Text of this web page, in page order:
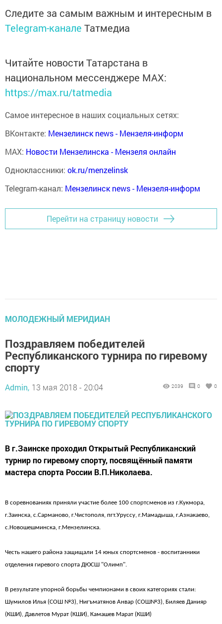
Следите за самым важным и интересным в
Telegram-канале Татмедиа
Читайте новости Татарстана в
национальном мессенджере MАХ:
https://max.ru/tatmedia
Самое интересное в наших социальных сетях:
ВКонтакте: Мензелинск news - Мензеля-информ
MAX: Новости Мензелинска - Мензеля онлайн
Одноклассники: ok.ru/menzelinsk
Telegram-канал: Мензелинск news - Мензеля-информ
Перейти на страницу новости
МОЛОДЕЖНЫЙ МЕРИДИАН
Поздравляем победителей
Республиканского турнира по гиревому
спорту
Admin, 13 мая 2018 - 20:04 2039 0 0
В г.Заинске проходил Открытый Республиканский
турнир по гиревому спорту, посвящённый памяти
мастера спорта России В.П.Николаева.
В соревнованиях приняли участие более 100 спортсменов из г.Кукмора,
г.Заинска, с.Сарманово, г.Чистополя, пгт.Уруссу, г.Мамадыша, г.Азнакаево,
с.Новошешминска, г.Мензелинска.
Честь нашего района защищали 14 юных спортсменов - воспитанники
отделения гиревого спорта ДЮСШ "Олимп".
В результате упорной борьбы чемпионами в своих категориях стали:
Шумилов Илья (СОШ №3), Нигъматянов Анвар (СОШ№3), Биляев Данияр
(КШИ), Давлетов Мурат (КШИ), Камашев Марат (КШИ)